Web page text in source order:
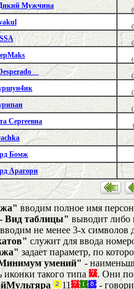
Мужчина
Сергеевна
Бомж
Арагорн
вводим полное имя
Вид таблицы" выводит либо
не менее 3-х символов
служит для ввода
задает параметр, по
умений" -
такого типа
. Они
11 -